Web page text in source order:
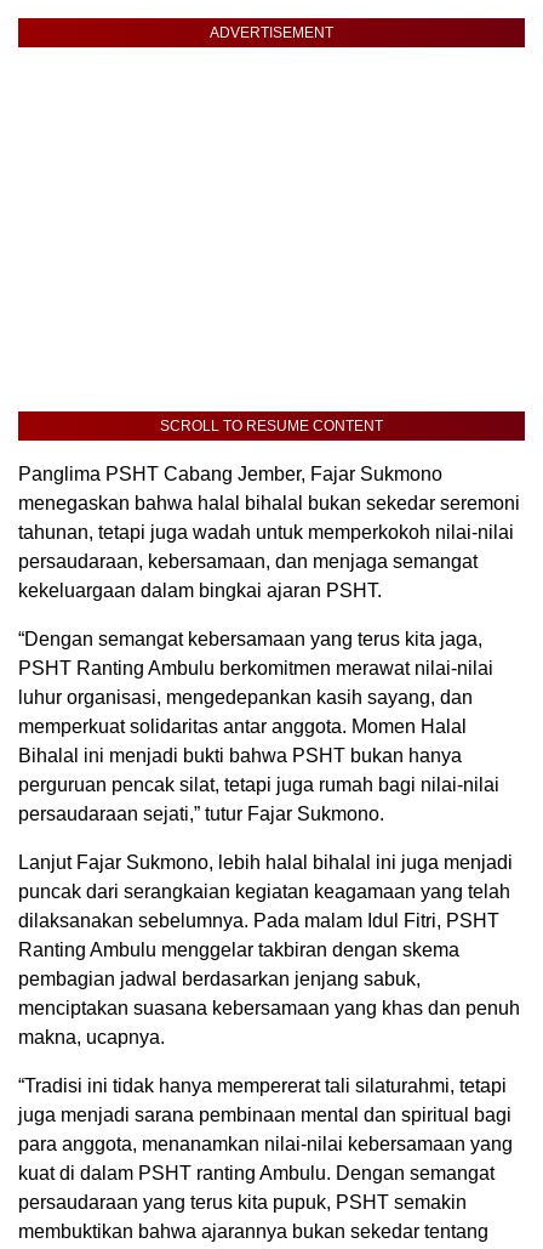
ADVERTISEMENT
SCROLL TO RESUME CONTENT
Panglima PSHT Cabang Jember, Fajar Sukmono
menegaskan bahwa halal bihalal bukan sekedar seremoni
tahunan, tetapi juga wadah untuk memperkokoh nilai-nilai
persaudaraan, kebersamaan, dan menjaga semangat
kekeluargaan dalam bingkai ajaran PSHT.
“Dengan semangat kebersamaan yang terus kita jaga,
PSHT Ranting Ambulu berkomitmen merawat nilai-nilai
luhur organisasi, mengedepankan kasih sayang, dan
memperkuat solidaritas antar anggota. Momen Halal
Bihalal ini menjadi bukti bahwa PSHT bukan hanya
perguruan pencak silat, tetapi juga rumah bagi nilai-nilai
persaudaraan sejati,” tutur Fajar Sukmono.
Lanjut Fajar Sukmono, lebih halal bihalal ini juga menjadi
puncak dari serangkaian kegiatan keagamaan yang telah
dilaksanakan sebelumnya. Pada malam Idul Fitri, PSHT
Ranting Ambulu menggelar takbiran dengan skema
pembagian jadwal berdasarkan jenjang sabuk,
menciptakan suasana kebersamaan yang khas dan penuh
makna, ucapnya.
“Tradisi ini tidak hanya mempererat tali silaturahmi, tetapi
juga menjadi sarana pembinaan mental dan spiritual bagi
para anggota, menanamkan nilai-nilai kebersamaan yang
kuat di dalam PSHT ranting Ambulu. Dengan semangat
persaudaraan yang terus kita pupuk, PSHT semakin
membuktikan bahwa ajarannya bukan sekedar tentang